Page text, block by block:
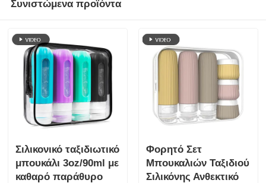
Συνιστώμενα προϊόντα
Σιλικονικό ταξιδιωτικό
μπουκάλι 3oz/90ml με
καθαρό παράθυρο
Φορητό Σετ
Μπουκαλιών Ταξιδιού
Σιλικόνης Ανθεκτικό